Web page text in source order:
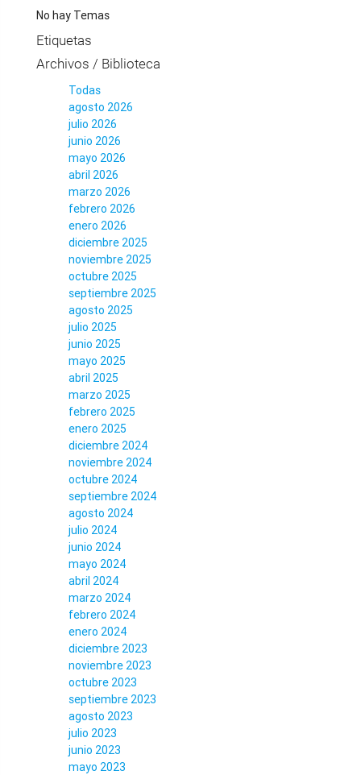
No hay Temas
Etiquetas
Archivos / Biblioteca
Todas
agosto 2026
julio 2026
junio 2026
mayo 2026
abril 2026
marzo 2026
febrero 2026
enero 2026
diciembre 2025
noviembre 2025
octubre 2025
septiembre 2025
agosto 2025
julio 2025
junio 2025
mayo 2025
abril 2025
marzo 2025
febrero 2025
enero 2025
diciembre 2024
noviembre 2024
octubre 2024
septiembre 2024
agosto 2024
julio 2024
junio 2024
mayo 2024
abril 2024
marzo 2024
febrero 2024
enero 2024
diciembre 2023
noviembre 2023
octubre 2023
septiembre 2023
agosto 2023
julio 2023
junio 2023
mayo 2023